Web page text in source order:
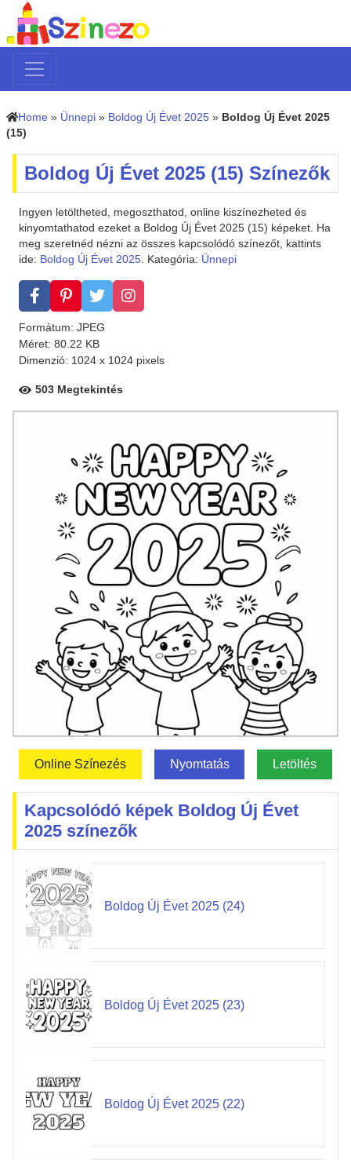
Home » Ünnepi » Boldog Új Évet 2025 » Boldog Új Évet 2025
(15)
Boldog Új Évet 2025 (15) Színezők
Ingyen letöltheted, megoszthatod, online kiszínezheted és
kinyomtathatod ezeket a Boldog Új Évet 2025 (15) képeket. Ha
meg szeretnéd nézni az összes kapcsolódó színezőt, kattints
ide: Boldog Új Évet 2025. Kategória: Ünnepi
Formátum: JPEG
Méret: 80.22 KB
Dimenzió: 1024 x 1024 pixels
503 Megtekintés
Online Színezés Nyomtatás Letöltés
Kapcsolódó képek Boldog Új Évet
2025 színezők
Boldog Új Évet 2025 (24)
Boldog Új Évet 2025 (23)
Boldog Új Évet 2025 (22)